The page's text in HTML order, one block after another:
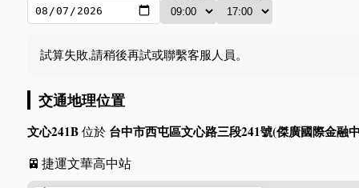
試算失敗,請稍後再試或聯繫客服人員。
交通地理位置
文心241B位於 台中市西屯區文心路三段241號(傑廣國際金融
🚈 捷運文華高中站